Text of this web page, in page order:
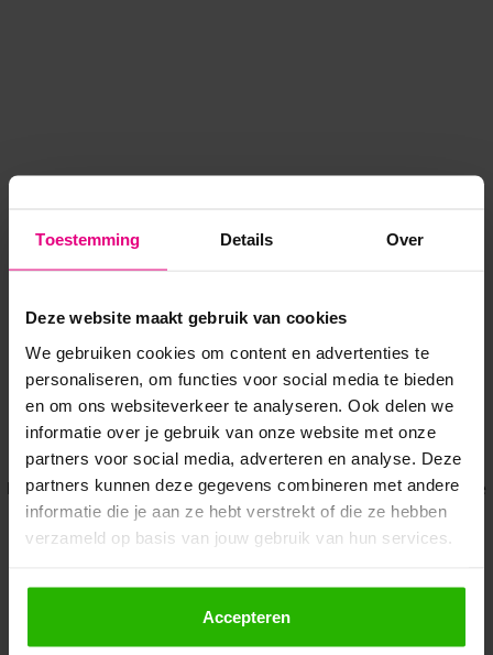
Toestemming Details Over
Deze website maakt gebruik van cookies
We gebruiken cookies om content en advertenties te
personaliseren, om functies voor social media te bieden
en om ons websiteverkeer te analyseren. Ook delen we
informatie over je gebruik van onze website met onze
partners voor social media, adverteren en analyse. Deze
partners kunnen deze gegevens combineren met andere
informatie die je aan ze hebt verstrekt of die ze hebben
verzameld op basis van jouw gebruik van hun services.
Als je op "Accepteer" klikt, dan geef je Voordeeluitjes.nl
toestemming om cookies voor social media en
gepersonaliseerde advertenties te plaatsen.
Accepteren
Application error: a client-side exception has occurred while
loadingwww.voordeeluitjes.nl (see the browser console for more
information).